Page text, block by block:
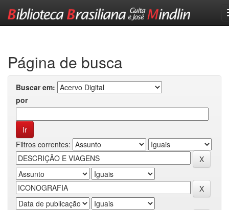
Página de busca
Buscar em:
por
Filtros correntes: